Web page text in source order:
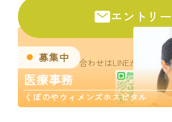
募集中
医療事務
くぼのやウィメンズホスピタル
エントリー
お問い合わせはLINEからお気軽